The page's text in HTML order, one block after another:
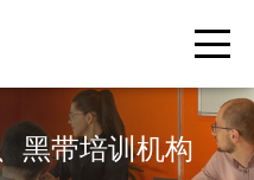
黑带培训机构